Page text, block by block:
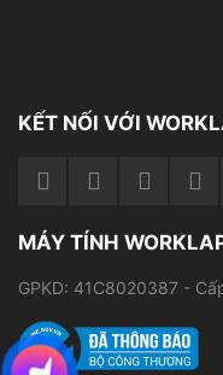
Elitebook 8560W
được phát triển bởi
trung bình củacác
so với hệ thống chơi
trang bị cho sở hữu
chắc chắn kết hợp với
đến đáng ngạc
KẾT NỐI VỚI
MÁY TÍNH
GPKD: 41C8020387 -